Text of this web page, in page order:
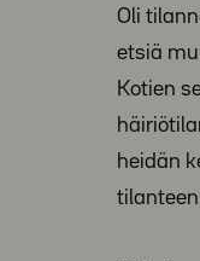
Oli
etsiä
Kotien
heidän